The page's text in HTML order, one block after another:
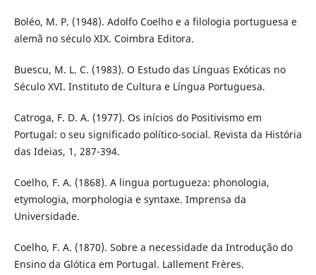
Boléo, M. P. (1948). Adolfo Coelho e a filologia portuguesa e
alemã no século XIX. Coimbra Editora.
Buescu, M. L. C. (1983). O Estudo das Línguas Exóticas no
Século XVI. Instituto de Cultura e Língua Portuguesa.
Catroga, F. D. A. (1977). Os inícios do Positivismo em
Portugal: o seu significado político-social. Revista da História
das Ideias, 1, 287-394.
Coelho, F. A. (1868). A lingua portugueza: phonologia,
etymologia, morphologia e syntaxe. Imprensa da
Universidade.
Coelho, F. A. (1870). Sobre a necessidade da Introdução do
Ensino da Glótica em Portugal. Lallement Frères.